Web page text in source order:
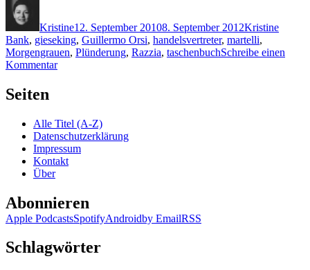
Kristine12. September 20108. September 2012Kristine
Bank, gieseking, Guillermo Orsi, handelsvertreter, martelli,
Morgengrauen, Plünderung, Razzia, taschenbuchSchreibe einen
Kommentarzu
–
Im
Morgengrauen
Seiten
Alle Titel (A-Z)
Datenschutzerklärung
Impressum
Kontakt
Über
Abonnieren
Apple PodcastsSpotifyAndroidby EmailRSS
Schlagwörter